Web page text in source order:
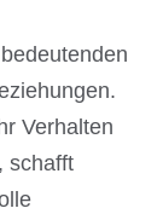
Verhalten
schafft